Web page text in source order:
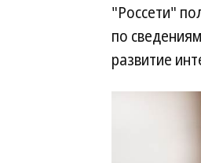
"Россети"
по
развитие